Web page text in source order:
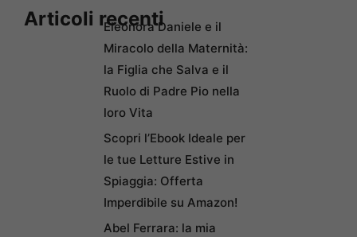
Articoli recentiEleonora Daniele e il
Miracolo della Maternità:
la Figlia che Salva e il
Ruolo di Padre Pio nella
loro Vita
Scopri l’Ebook Ideale per
le tue Letture Estive in
Spiaggia: Offerta
Imperdibile su Amazon!
Abel Ferrara: la mia